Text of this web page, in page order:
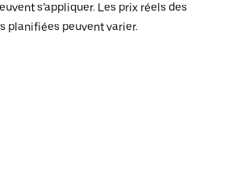
s’appliquer. Les prix réels des
planifiées peuvent varier.